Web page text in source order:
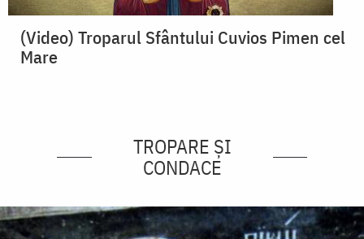
(Video) Troparul Sfântului Cuvios Pimen cel
Mare
TROPARE ȘI
CONDACE